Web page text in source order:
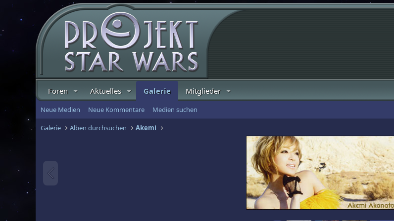
Foren Aktuelles Galerie Mitglieder
Neue Medien Neue Kommentare Medien suchen
Galerie Alben durchsuchen Akemi